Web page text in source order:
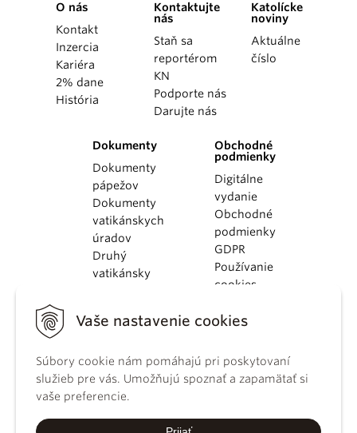
Vaše nastavenie cookies
Súbory cookie nám pomáhajú pri poskytovaní
služieb pre vás. Umožňujú spoznať a zapamätať si
vaše preferencie.
O nás
Kontakt
Inzercia
Kariéra
2% dane
História
Kontaktujte
nás
Staň sa
reportérom
KN
Podporte nás
Darujte nás
Katolícke
noviny
Aktuálne
číslo
Dokumenty
Dokumenty
pápežov
Dokumenty
vatikánskych
úradov
Druhý
vatikánsky
KBS
kánonického
práva
Katechizmus
Obchodné
podmienky
Digitálne
vydanie
Obchodné
podmienky
GDPR
Používanie
cookies